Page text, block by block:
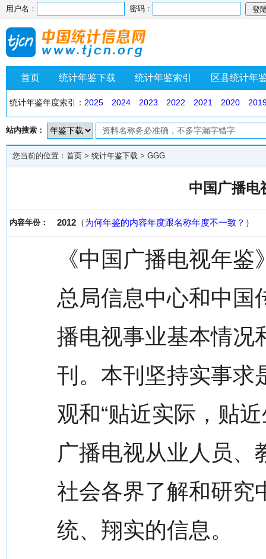
用户名： 密码：
首页 统计年鉴下载 统计年鉴索引 区县统计年
统计年鉴年度索引： 2025 2024 2023 2022 2021 2020
站内搜索：
您当前的位置： 首页 > 统计年鉴下载 > GGG
中国广播电
内容年份： 2012 （为何年鉴的内容年度跟名称年度不一致？ ）
《中国广播电视年
总局信息中心和中国
播电视事业基本情况
刊。本刊坚持实事求
观和“贴近实际，贴
广播电视从业人员、
社会各界了解和研究
统、翔实的信息。